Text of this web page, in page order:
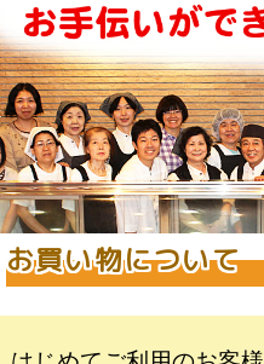
お買い物について